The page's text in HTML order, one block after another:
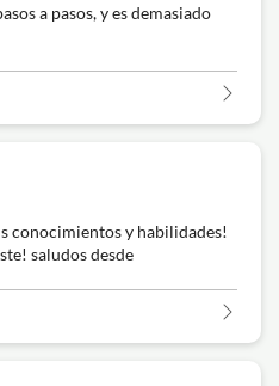
a pasos, y es demasiado
conocimientos y habilidades!
saludos desde